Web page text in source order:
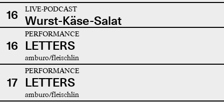
16 LIVE-PODCAST
Wurst-Käse-Salat
16
PERFORMANCE
LETTERS
amburo/fleischlin
17
PERFORMANCE
LETTERS
amburo/fleischlin